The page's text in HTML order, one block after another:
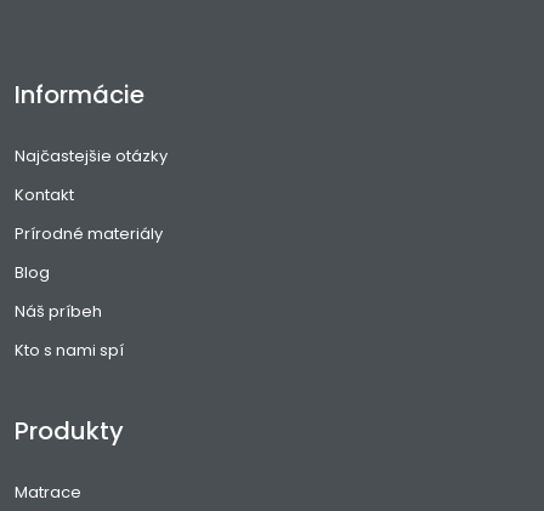
Informácie
Najčastejšie otázky
Kontakt
Prírodné materiály
Blog
Náš príbeh
Kto s nami spí
Produkty
Matrace